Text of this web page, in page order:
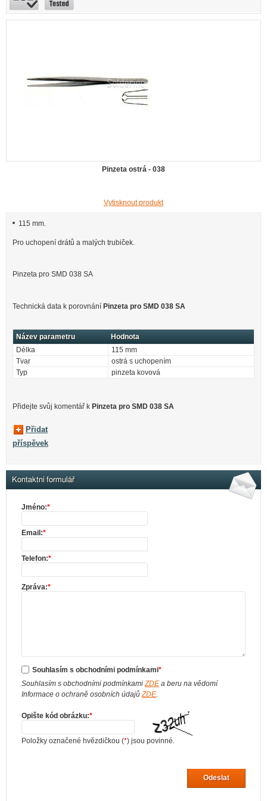
Pinzeta ostrá - 038
Vytisknout produkt
115 mm.
Pro uchopení drátů a malých trubiček.
Pinzeta pro SMD 038 SA
Technická data k porovnání Pinzeta pro SMD 038 SA
Název parametru
Hodnota
Délka
115 mm
Tvar
ostrá s uchopením
Typ
pinzeta kovová
Přidejte svůj komentář k Pinzeta pro SMD 038 SA
Přidat
příspěvek
Kontaktní formulář
Jméno:*
Email:*
Telefon:*
Zpráva:*
Souhlasím s obchodními podmínkami*
Souhlasím s obchodními podmínkamiZDE a beru na vědomí
Informace o ochraně osobních údajůZDE.
Opište kód obrázku:*
Položky označené hvězdičkou (*) jsou povinné.
Odeslat